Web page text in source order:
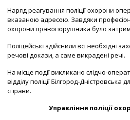
Наряд реагування поліції охорони
вказаною адресою. Завдяки
охорони правопорушника було
Поліцейські здійснили всі необхідні
речові докази, а саме викрадені речі.
На місце події викликано слідчо-
відділу поліції Білгород-
справи.
Управління поліції